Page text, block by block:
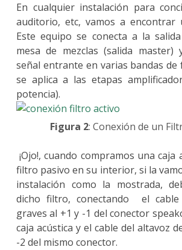
En cualquier instalación para
auditorio, etc, vamos a encontrar
Este equipo se conecta a la
mesa de mezclas (salida
señal entrante en varias bandas de
se aplica a las etapas
potencia).
Figura 2: Conexión de un
¡Ojo!, cuando compramos una caja
filtro pasivo en su interior, si la
instalación como la mostrada,
dicho filtro, conectando el
graves al +1 y -1 del conector
caja acústica y el cable del altavoz
-2 del mismo conector.